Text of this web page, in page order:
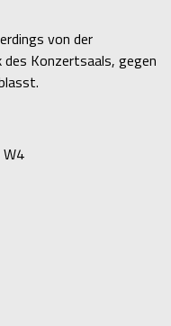
von der
Konzertsaals, gegen
W4